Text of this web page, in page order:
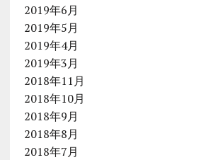
2019年6月
2019年5月
2019年4月
2019年3月
2018年11月
2018年10月
2018年9月
2018年8月
2018年7月